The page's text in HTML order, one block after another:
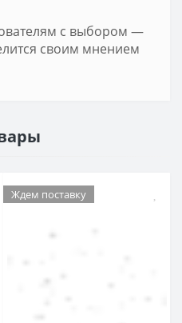
с выбором —
своим мнением
Ждем поставку